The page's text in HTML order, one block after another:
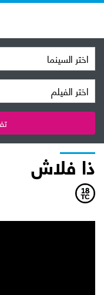
اختر السينما
اختر الفيلم
ذا فلاش